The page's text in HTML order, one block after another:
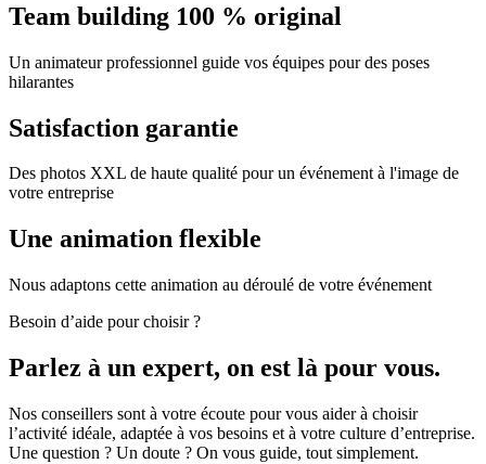
Team building 100 % original
Un animateur professionnel guide vos équipes pour des poses
hilarantes
Satisfaction garantie
Des photos XXL de haute qualité pour un événement à l'image de
votre entreprise
Une animation flexible
Nous adaptons cette animation au déroulé de votre événement
Besoin d’aide pour choisir ?
Parlez à un expert, on est là pour vous.
Nos conseillers sont à votre écoute pour vous aider à choisir
l’activité idéale, adaptée à vos besoins et à votre culture d’entreprise.
Une question ? Un doute ? On vous guide, tout simplement.